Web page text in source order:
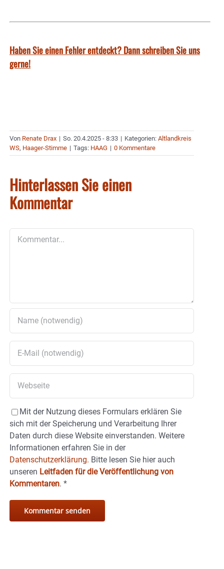
Haben Sie einen Fehler entdeckt? Dann schreiben Sie uns
gerne!
Von Renate Drax | So. 20.4.2025 - 8:33 | Kategorien: Altlandkreis
WS, Haager-Stimme | Tags: HAAG | 0 Kommentare
Hinterlassen Sie einen
Kommentar
Mit der Nutzung dieses Formulars erklären Sie
sich mit der Speicherung und Verarbeitung Ihrer
Daten durch diese Website einverstanden. Weitere
Informationen erfahren Sie in der
Datenschutzerklärung. Bitte lesen Sie hier auch
unseren Leitfaden für die Veröffentlichung von
Kommentaren. *